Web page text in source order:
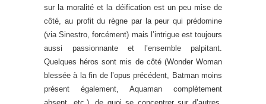
sur la moralité et la déification est un peu mise de
côté, au profit du règne par la peur qui prédomine
(via Sinestro, forcément) mais l’intrigue est toujours
aussi passionnante et l’ensemble palpitant.
Quelques héros sont mis de côté (Wonder Woman
blessée à la fin de l’opus précédent, Batman moins
présent également, Aquaman complètement